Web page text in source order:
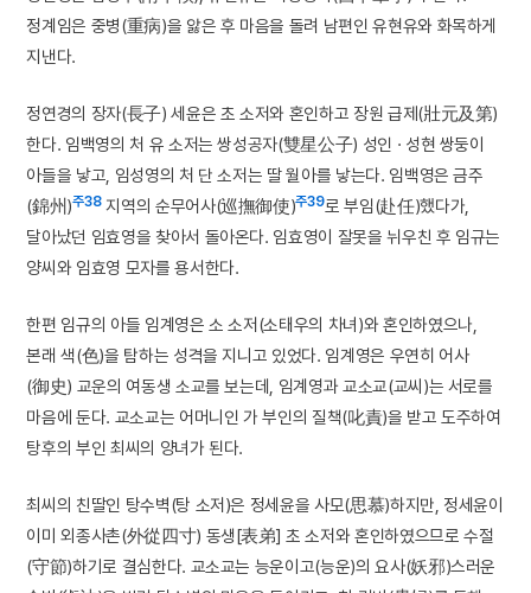
정계임은 중병(重病)을 앓은 후 마음을 돌려 남편인 유현유와 화목하게
지낸다.
정연경의 장자(長子) 세윤은 초 소저와 혼인하고 장원 급제(壯元及第)
한다. 임백영의 처 유 소저는 쌍성공자(雙星公子) 성인 · 성현 쌍둥이
아들을 낳고, 임성영의 처 단 소저는 딸 월아를 낳는다. 임백영은 금주
(錦州)주38지역의 순무어사(巡撫御使)주39로 부임(赴任)했다가,
달아났던 임효영을 찾아서 돌아온다. 임효영이 잘못을 뉘우친 후 임규는
양씨와 임효영 모자를 용서한다.
한편 임규의 아들 임계영은 소 소저(소태우의 차녀)와 혼인하였으나,
본래 색(色)을 탐하는 성격을 지니고 있었다. 임계영은 우연히 어사
(御史) 교운의 여동생 소교를 보는데, 임계영과 교소교(교씨)는 서로를
마음에 둔다. 교소교는 어머니인 가 부인의 질책(叱責)을 받고 도주하여
탕후의 부인 최씨의 양녀가 된다.
최씨의 친딸인 탕수벽(탕 소저)은 정세윤을 사모(思慕)하지만, 정세윤이
이미 외종사촌(外從四寸) 동생[表弟] 초 소저와 혼인하였으므로 수절
(守節)하기로 결심한다. 교소교는 능운이고(능운)의 요사(妖邪)스러운